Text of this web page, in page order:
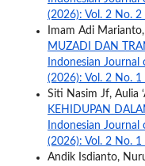
(2026): Vol. 2 No. 2
Imam Adi
MUZADI DAN
Indonesian
(2026): Vol. 2 No.
Siti Nasim Jf, Aulia
KEHIDUPAN
Indonesian
(2026): Vol. 2 No.
Andik Isdianto,